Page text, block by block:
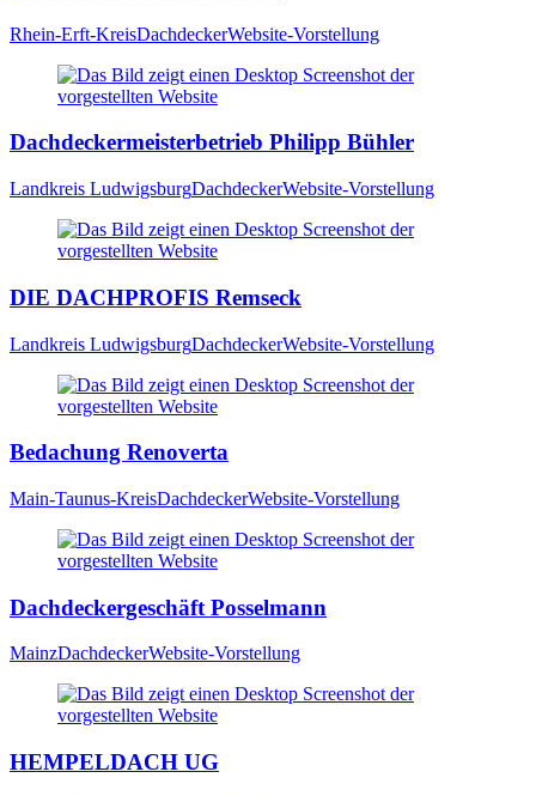
Rhein-Erft-KreisDachdeckerWebsite-Vorstellung
Dachdeckermeisterbetrieb Philipp Bühler
Landkreis LudwigsburgDachdeckerWebsite-Vorstellung
DIE DACHPROFIS Remseck
Landkreis LudwigsburgDachdeckerWebsite-Vorstellung
Bedachung Renoverta
Main-Taunus-KreisDachdeckerWebsite-Vorstellung
Dachdeckergeschäft Posselmann
MainzDachdeckerWebsite-Vorstellung
HEMPELDACH UG